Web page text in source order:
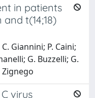
in patients
t(14;18)
Giannini; P. Caini;
G. Buzzelli; G.
Zignego
virus